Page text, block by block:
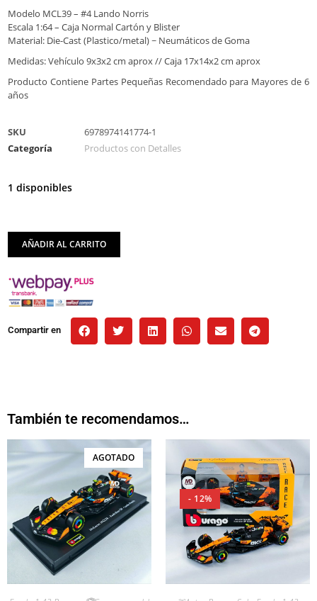
Modelo MCL39 – #4 Lando Norris
Escala 1:64 – Caja Normal Cartón y Blister
Material: Die-Cast (Plastico/metal) ~ Neumáticos de Goma
Medidas: Vehículo 9x3x2 cm aprox // Caja 17x14x2 cm aprox
Producto Contiene Partes Pequeñas Recomendado para Mayores de 6
años
SKU
6978974141774-1
Categoría
Productos con Detalles
1 disponibles
AÑADIR AL CARRITO
Compartir en
También te recomendamos…
AGOTADO
- 12%